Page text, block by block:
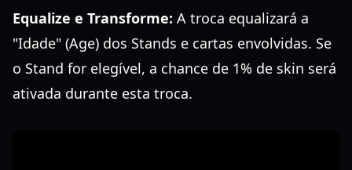
Equalize e Transforme: A troca equalizará a
"Idade" (Age) dos Stands e cartas envolvidas. Se
o Stand for elegível, a chance de 1% de skin será
ativada durante esta troca.